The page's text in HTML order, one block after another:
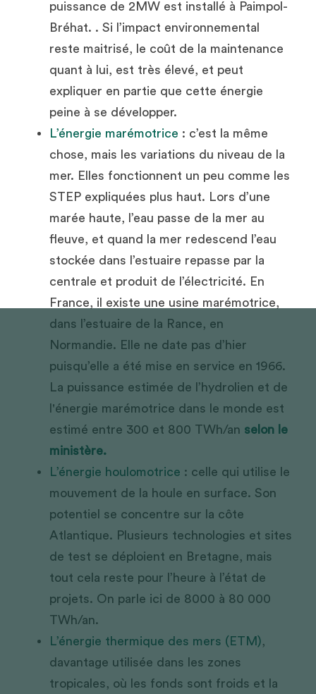
puissance de 2MW est installé à Paimpol-
Bréhat. . Si l’impact environnemental
reste maitrisé, le coût de la maintenance
quant à lui, est très élevé, et peut
expliquer en partie que cette énergie
peine à se développer.
L’énergie marémotrice : c’est la même
chose, mais les variations du niveau de la
mer. Elles fonctionnent un peu comme les
STEP expliquées plus haut. Lors d’une
marée haute, l’eau passe de la mer au
fleuve, et quand la mer redescend l’eau
stockée dans l’estuaire repasse par la
centrale et produit de l’électricité. En
France, il existe une usine marémotrice,
dans l’estuaire de la Rance, en
Normandie. Elle ne date pas d’hier
puisqu’elle a été mise en service en 1966.
La puissance estimée de l’hydrolien et de
l'énergie marémotrice dans le monde est
estimé entre 300 et 800 TWh/an selon le
ministère.
L’énergie houlomotrice : celle qui utilise le
mouvement de la houle en surface. Son
potentiel se concentre sur la côte
Atlantique. Plusieurs technologies et sites
de test se déploient en Bretagne, mais
tout cela reste pour l’heure à l’état de
projets. On parle ici de 8000 à 80 000
TWh/an.
L’énergie thermique des mers (ETM),
davantage utilisée dans les zones
tropicales, où les fonds sont froids et la